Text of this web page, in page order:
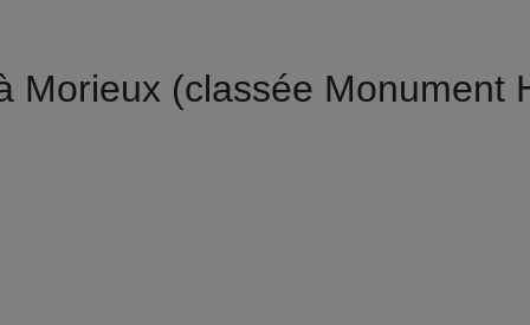
Morieux (classée Monument